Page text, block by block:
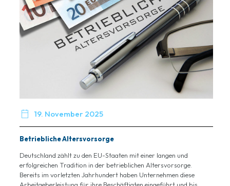
 19. November 2025
Betriebliche Altersvorsorge
Deutschland zählt zu den EU-Staaten mit einer langen und
erfolgreichen Tradition in der betrieblichen Altersvorsorge.
Bereits im vorletzten Jahrhundert haben Unternehmen diese
Arbeitgeberleistung für ihre Beschäftigten eingeführt und bis